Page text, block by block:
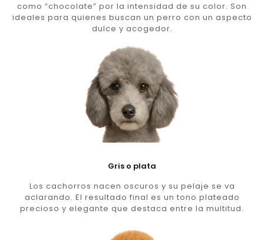
como “chocolate” por la intensidad de su color. Son
ideales para quienes buscan un perro con un aspecto
dulce y acogedor.
Gris o plata
Los cachorros nacen oscuros y su pelaje se va
aclarando. El resultado final es un tono plateado
precioso y elegante que destaca entre la multitud.